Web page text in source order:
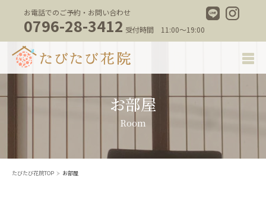
お電話でのご予約・お問い合わせ
0796-28-3412 受付時間 11:00～19:00
お部屋
Room
たびたび花院TOP お部屋